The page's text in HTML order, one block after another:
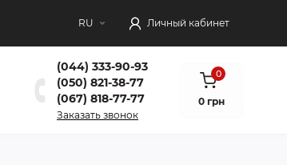
RU Личный кабинет
(044) 333-90-93
(050) 821-38-77
(067) 818-77-77
Заказать звонок
0
0 грн